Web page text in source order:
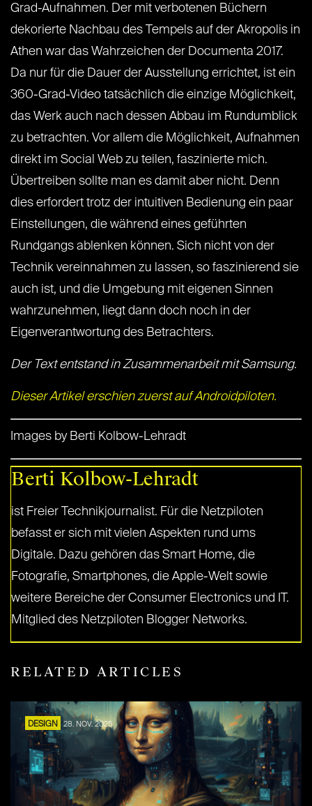
Grad-Aufnahmen. Der mit verbotenen Büchern
dekorierte Nachbau des Tempels auf der Akropolis in
Athen war das Wahrzeichen der Documenta 2017.
Da nur für die Dauer der Ausstellung errichtet, ist ein
360-Grad-Video tatsächlich die einzige Möglichkeit,
das Werk auch nach dessen Abbau im Rundumblick
zu betrachten. Vor allem die Möglichkeit, Aufnahmen
direkt im Social Web zu teilen, faszinierte mich.
Übertreiben sollte man es damit aber nicht. Denn
dies erfordert trotz der intuitiven Bedienung ein paar
Einstellungen, die während eines geführten
Rundgangs ablenken können. Sich nicht von der
Technik vereinnahmen zu lassen, so faszinierend sie
auch ist, und die Umgebung mit eigenen Sinnen
wahrzunehmen, liegt dann doch noch in der
Eigenverantwortung des Betrachters.
Der Text entstand in Zusammenarbeit mit Samsung.
Dieser Artikel erschien zuerst auf Androidpiloten.
Images by Berti Kolbow-Lehradt
Berti Kolbow-Lehradt
ist Freier Technikjournalist. Für die Netzpiloten
befasst er sich mit vielen Aspekten rund ums
Digitale. Dazu gehören das Smart Home, die
Fotografie, Smartphones, die Apple-Welt sowie
weitere Bereiche der Consumer Electronics und IT.
Mitglied des Netzpiloten Blogger Networks.
RELATED ARTICLES
DESIGN 28. NOV. 2025